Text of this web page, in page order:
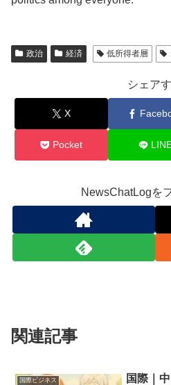
政治 経済 低所得者層
シェア
X
Pocket
NewsChatLogを
関連記事
国際ビジネス
国際｜